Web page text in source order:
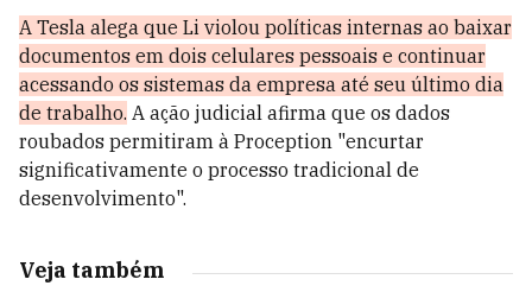
A Tesla alega que Li violou políticas internas ao baixar
documentos em dois celulares pessoais e continuar
acessando os sistemas da empresa até seu último dia
de trabalho. A ação judicial afirma que os dados
roubados permitiram à Proception "encurtar
significativamente o processo tradicional de
desenvolvimento".
Veja também